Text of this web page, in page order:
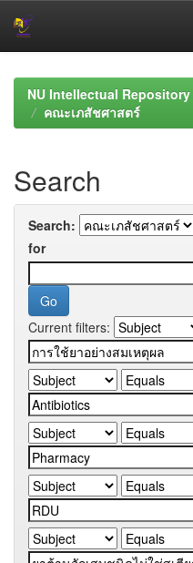
navigationNU Intellectual Repository
คณะเภสัชศาสตร์
Search
Search:
for
Current filters: